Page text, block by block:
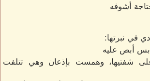
أشوفه
في نبرتها:
أبص عليه
شفتيها، وهمست بإذعان وهي تتلفت